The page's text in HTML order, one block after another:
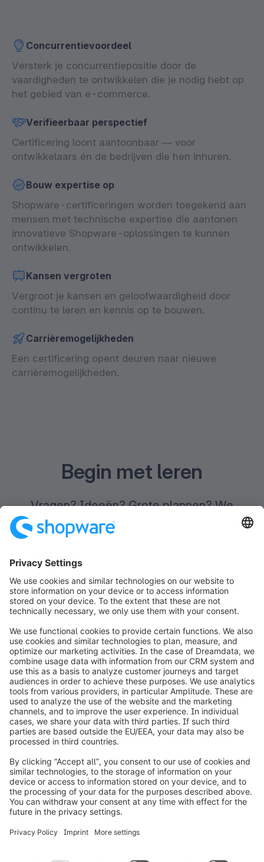
Concurrentievoordeel
Versterk je concurrentiepositie door de
vaardigheden te ontwikkelen die je nodig hebt op
het gebied van e-commerce.
Verifieerbaar perspectief
Certificering loont aantoonbaar — voor
ontwikkelaars én de bedrijven die hen inhuren.
Bouw expertise op
Shopware-certificeringen worden toegekend aan
mensen met technische expertise die aantonen
innovatieve Shopware-oplossingen te kunnen
ontwikkelen.
Kansen vergroten
Vergroot je kansen en geloofwaardigheid door
continu te leren en kennis op te bouwen.
Carrièremogelijkheden
Een certificering opent deuren naar nieuwe
carrièremogelijkheden.
Begin met leren
Vragen? Ideeën? Grote plannen? We
luisteren graag en helpen je verder, waar je
ook staat in je commerce-traject.
Academy Pass boeken Neem contact op
info@shopware.com
Over Shopware
Product
Oplossingen